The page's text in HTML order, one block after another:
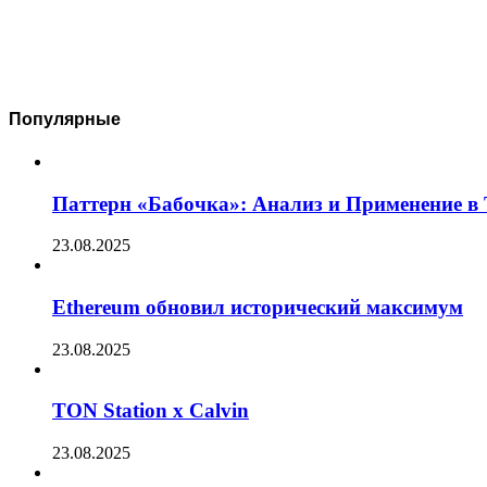
Популярные
Паттерн «Бабочка»: Анализ и Применение в
23.08.2025
Ethereum обновил исторический максимум
23.08.2025
TON Station x Calvin
23.08.2025